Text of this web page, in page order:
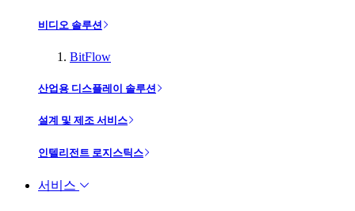
비디오 솔루션
BitFlow
산업용 디스플레이 솔루션
설계 및 제조 서비스
인텔리전트 로지스틱스
서비스